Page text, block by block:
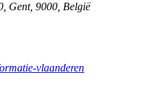
Gent, 9000 België
vlaanderen